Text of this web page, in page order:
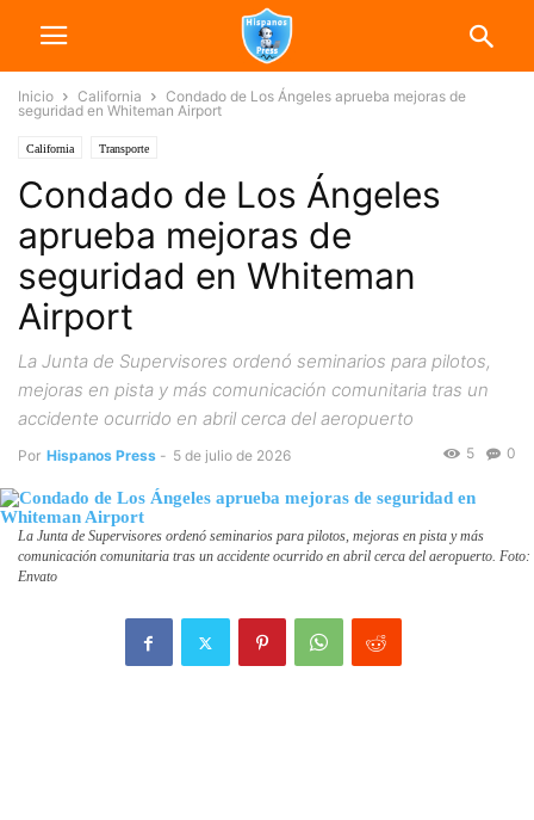
Inicio California
Condado de Los Ángeles aprueba mejoras de
seguridad en Whiteman Airport
California Transporte
Condado de Los Ángeles
aprueba mejoras de
seguridad en Whiteman
Airport
La Junta de Supervisores ordenó seminarios para pilotos,
mejoras en pista y más comunicación comunitaria tras un
accidente ocurrido en abril cerca del aeropuerto
Por Hispanos Press - 5 de julio de 2026 0
5
La Junta de Supervisores ordenó seminarios para pilotos, mejoras en pista y más
comunicación comunitaria tras un accidente ocurrido en abril cerca del aeropuerto. Foto:
Envato